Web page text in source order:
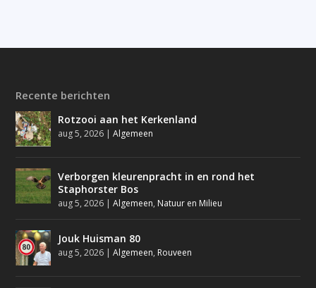
Recente berichten
Rotzooi aan het Kerkenland
aug 5, 2026 |Algemeen
Verborgen kleurenpracht in en rond het
Staphorster Bos
aug 5, 2026 |Algemeen, Natuur en Milieu
Jouk Huisman 80
aug 5, 2026 |Algemeen, Rouveen